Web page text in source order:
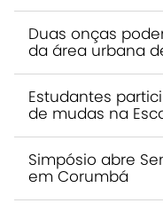
Duas onças
da área urbana
Estudantes
de mudas na
Simpósio abre
em Corumbá